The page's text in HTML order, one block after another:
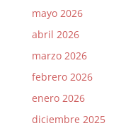
mayo 2026
abril 2026
marzo 2026
febrero 2026
enero 2026
diciembre 2025